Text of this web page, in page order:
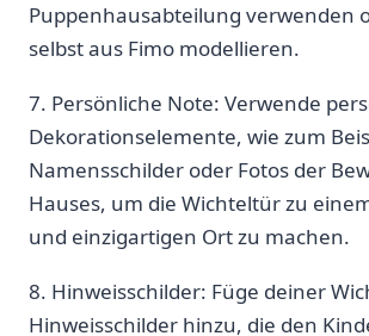
Puppenhausabteilung‍ verwenden
selbst aus Fimo modellieren.
7. Persönliche Note: Verwende
Dekorationselemente, ​wie zum
Namensschilder oder Fotos der
Hauses, um die⁤ Wichteltür zu
und einzigartigen Ort zu machen.
8. Hinweisschilder: Füge deiner
Hinweisschilder hinzu, die den